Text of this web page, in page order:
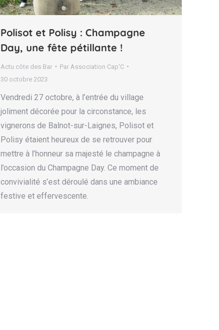
Polisot et Polisy : Champagne
Day, une fête pétillante !
Actu côte des Bar Par Association Cap'C
30 octobre 2023
Vendredi 27 octobre, à l’entrée du village
joliment décorée pour la circonstance, les
vignerons de Balnot-sur-Laignes, Polisot et
Polisy étaient heureux de se retrouver pour
mettre à l’honneur sa majesté le champagne à
l’occasion du Champagne Day. Ce moment de
convivialité s’est déroulé dans une ambiance
festive et effervescente.